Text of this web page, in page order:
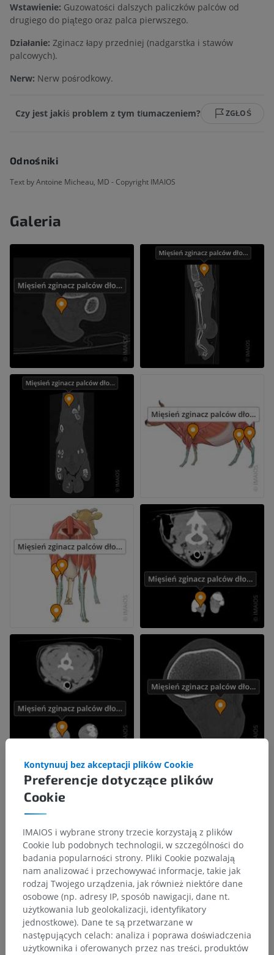
Wstawienie: Guzowatości dalszych paliczków palców od
drugiego do piątego oraz palca pierwszego.
Działanie: Zginacz łapy przedniej (nadgarstka i stawów
palcowych).
Nerw: Nerw pośrodkowy.
Czy jest jakiś problem z tym tłumaczeniem? ZGŁOŚ
Odnośniki
Text by Antoine Micheau, MD - Copyright IMAIOS
Galeria
Preferencje dotyczące plików
Cookie
Kontynuuj bez akceptacji plików Cookie
IMAIOS i wybrane strony trzecie korzystają z plików
Cookie lub podobnych technologii, w szczególności do
badania popularności strony. Pliki Cookie pozwalają
nam analizować i przechowywać informacje, takie jak
rodzaj Twojego urządzenia, jak również niektóre dane
osobowe (np. adresy IP, sposób nawigacji, dane nt.
użytkowania lub geolokalizacji, identyfikatory
jednostkowe). Dane te są przetwarzane w
następujących celach: analiza i poprawa doświadczenia
użytkownika i oferowanych przez nas treści, produktów